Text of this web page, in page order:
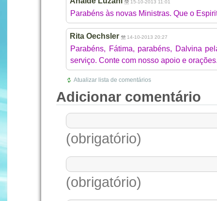
15-10-2013 11:01
Parabéns às novas Ministras. Que o
Rita Oechsler 14-10-2013 20:27
Parabéns, Fátima, parabéns, Dalvina
serviço. Conte com nosso apoio e
Atualizar lista de comentários
Adicionar comentário
(obrigatório)
(obrigatório)